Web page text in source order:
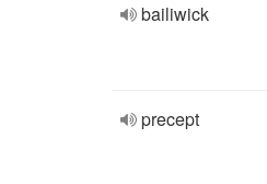
bailiwick
precept